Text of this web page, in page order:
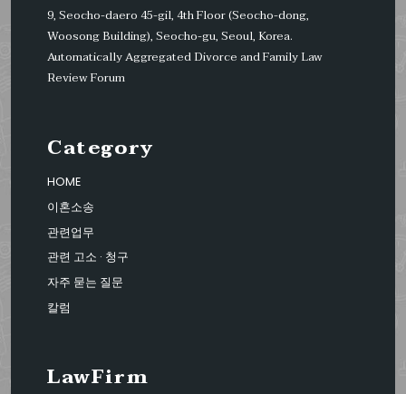
9, Seocho-daero 45-gil, 4th Floor (Seocho-dong,
Woosong Building), Seocho-gu, Seoul, Korea.
Automatically Aggregated Divorce and Family Law
Review Forum
Category
HOME
이혼소송
관련업무
관련 고소 · 청구
자주 묻는 질문
칼럼
LawFirm